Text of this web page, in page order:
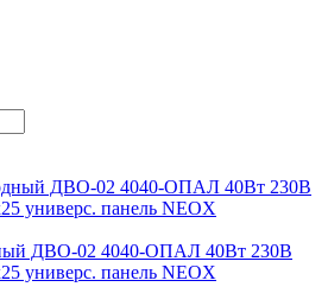
ДВО-02 4040-ОПАЛ 40Вт 230В
универс. панель NEOX